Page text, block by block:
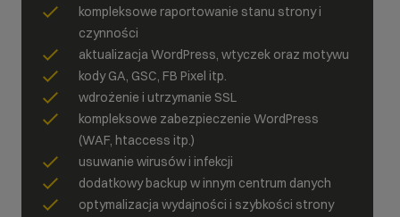
kompleksowe raportowanie stanu strony i
czynności
aktualizacja WordPress, wtyczek oraz motywu
kody GA, GSC, FB Pixel itp.
wdrożenie i utrzymanie SSL
kompleksowe zabezpieczenie WordPress
(WAF, htaccess itp.)
usuwanie wirusów i infekcji
dodatkowy backup w innym centrum danych
optymalizacja wydajności i szybkości strony